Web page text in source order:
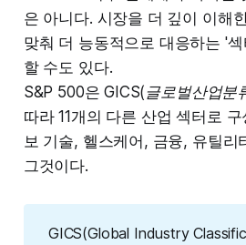
은 아니다. 시장을 더 깊이 이해
맞춰 더 능동적으로 대응하는 '
할 수도 있다.
S&P 500은 GICS(글로벌산업분
따라 11개의 다른 산업 섹터로
보 기술, 헬스케어, 금융, 유틸리
그것이다.
GICS(Global Industry